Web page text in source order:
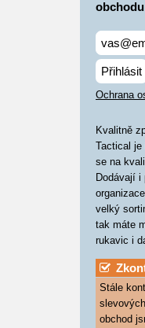
obchodu
Přihlásit
Ochrana
Kvalitně
Tactical
se na
Dodávají i
velký
tak máte
rukavic i
Stále
obchod